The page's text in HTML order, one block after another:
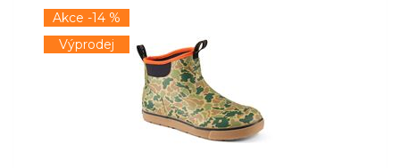
Akce -14 %
Výprodej